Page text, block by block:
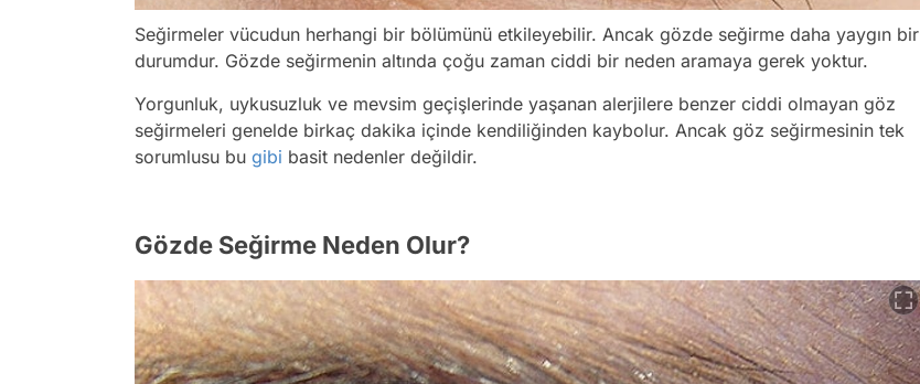
Seğirmeler vücudun herhangi bir bölümünü etkileyebilir. Ancak gözde seğirme daha yaygın bir
durumdur. Gözde seğirmenin altında çoğu zaman ciddi bir neden aramaya gerek yoktur.
Yorgunluk, uykusuzluk ve mevsim geçişlerinde yaşanan alerjilere benzer ciddi olmayan göz
seğirmeleri genelde birkaç dakika içinde kendiliğinden kaybolur. Ancak göz seğirmesinin tek
sorumlusu bu gibi basit nedenler değildir.
Gözde Seğirme Neden Olur?